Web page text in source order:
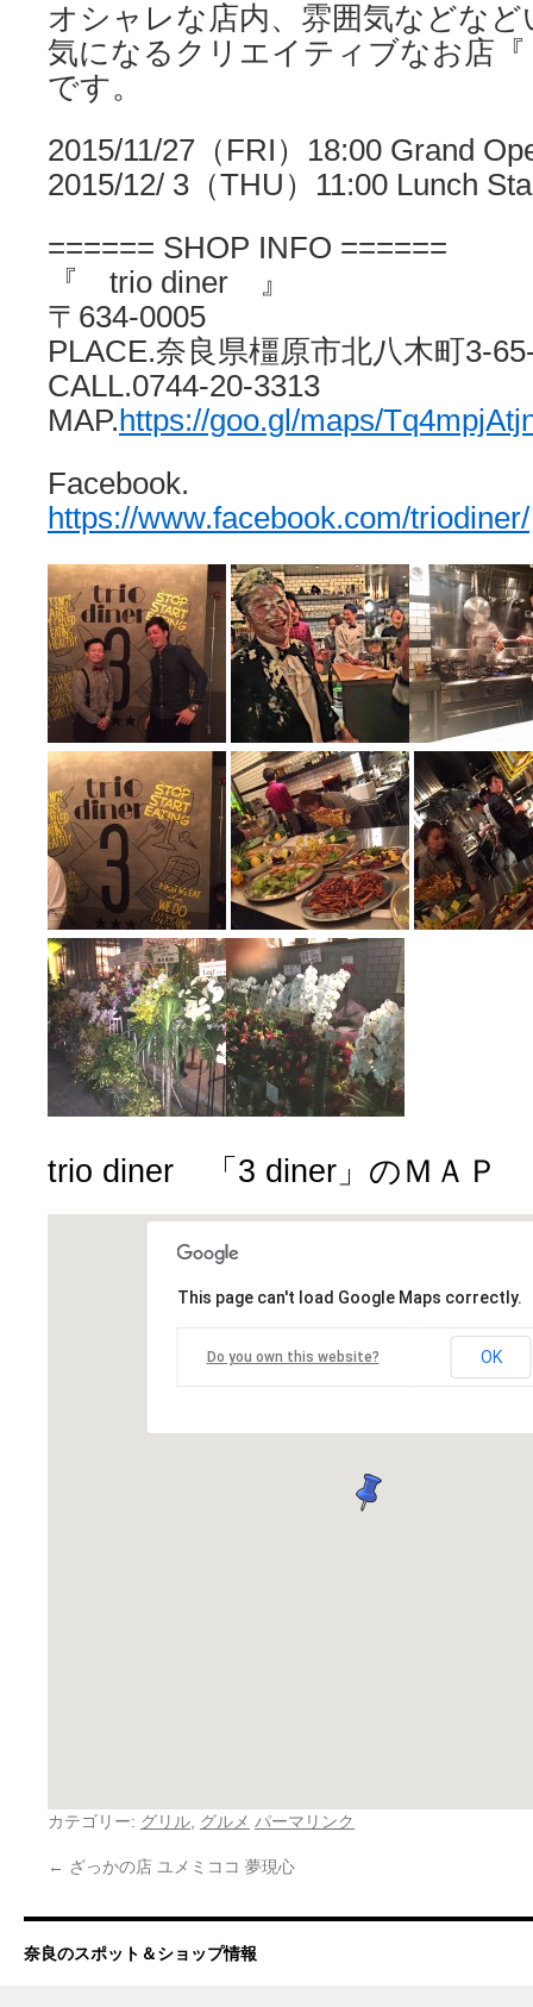
オシャレな店内、雰囲気などな
気になるクリエイティブなお店
です。
2015/11/27（FRI）18:00 Grand
2015/12/ 3（THU）11:00 Lunch
====== SHOP INFO ======
『 trio diner 』
〒634-0005
PLACE.奈良県橿原市北八木町3-
CALL.0744-20-3313
MAP. https://goo.gl/maps/
Facebook.
https://www.facebook.com/triodiner/
trio diner 「3 diner」のＭＡＰ
This page can't load Google Maps correctly.
Do you own this website? OK
カテゴリー: グリル グルメ パーマリンク
← ざっかの店 ユメミココ 夢現心
奈良のスポット＆ショップ情報